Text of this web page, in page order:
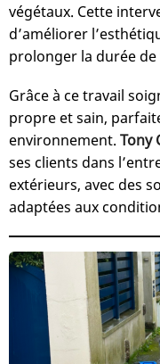
végétaux. Cette
d’améliorer
prolonger la durée de
Grâce à ce travail
propre et sain,
environnement. Tony
ses clients dans
extérieurs, avec des
adaptées aux